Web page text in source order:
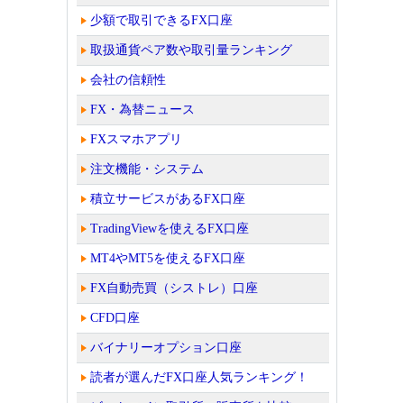
少額で取引できるFX口座
取扱通貨ペア数や取引量ランキング
会社の信頼性
FX・為替ニュース
FXスマホアプリ
注文機能・システム
積立サービスがあるFX口座
TradingViewを使えるFX口座
MT4やMT5を使えるFX口座
FX自動売買（シストレ）口座
CFD口座
バイナリーオプション口座
読者が選んだFX口座人気ランキング！